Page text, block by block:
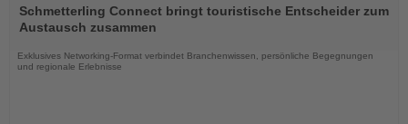
Sie
die
Schmetterling Connect bringt touristische Entscheider zum
Austausch zusammen
Exklusives Networking-Format verbindet Branchenwissen, persönliche Begegnungen
und regionale Erlebnisse